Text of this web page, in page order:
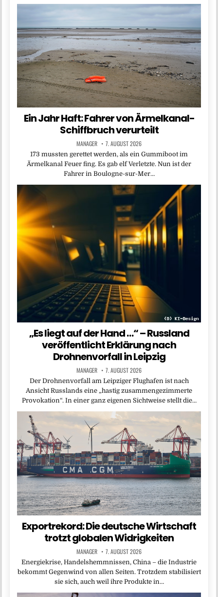
Ein Jahr Haft: Fahrer von Ärmelkanal-
Schiffbruch verurteilt
MANAGER 7. AUGUST 2026
173 mussten gerettet werden, als ein Gummiboot im
Ärmelkanal Feuer fing. Es gab elf Verletzte. Nun ist der
Fahrer in Boulogne-sur-Mer…
„Es liegt auf der Hand …“ – Russland
veröffentlicht Erklärung nach
Drohnenvorfall in Leipzig
MANAGER 7. AUGUST 2026
Der Drohnenvorfall am Leipziger Flughafen ist nach
Ansicht Russlands eine „hastig zusammengezimmerte
Provokation“. In einer ganz eigenen Sichtweise stellt die…
Exportrekord: Die deutsche Wirtschaft
trotzt globalen Widrigkeiten
MANAGER 7. AUGUST 2026
Energiekrise, Handelshemmnissen, China – die Industrie
bekommt Gegenwind von allen Seiten. Trotzdem stabilisiert
sie sich, auch weil ihre Produkte in…